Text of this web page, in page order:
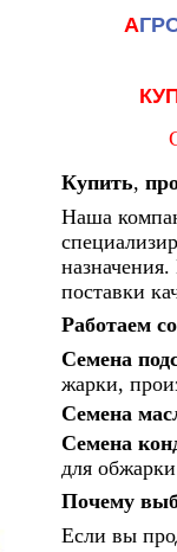
А
Купить,
Наша
поставки
Работаем
Семена
жарки,
Семена
Семена
для
Почему
Если вы